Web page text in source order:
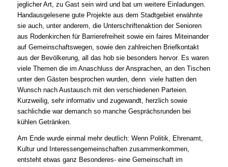
jeglicher Art, zu Gast sein wird und bat um weitere Einladungen.
Handausgelesene gute Projekte aus dem Stadtgebiet erwähnte
sie auch, unter anderem, die Unterschriftenaktion der Senioren
aus Rodenkirchen für Barrierefreiheit sowie ein faires Miteinander
auf Gemeinschaftswegen, sowie den zahlreichen Briefkontakt
aus der Bevölkerung, all das hob sie besonders hervor. Es waren
viele Themen die im Anaschluss der Ansprachen, an den Tischen
unter den Gästen besprochen wurden, denn viele hatten den
Wunsch nach Austausch mit den verschiedenen Parteien.
Kurzweilig, sehr informativ und zugewandt, herzlich sowie
sachlichdie war demanch so manche Gesprächsrunden bei
kühlen Getränken.
Am Ende wurde einmal mehr deutlich: Wenn Politik, Ehrenamt,
Kultur und Interessengemeinschaften zusammenkommen,
entsteht etwas ganz Besonderes- eine Gemeinschaft im